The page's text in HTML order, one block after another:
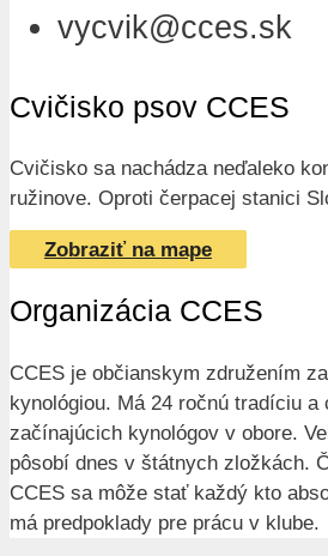
vycvik@cces.sk
Cvičisko psov CCES
Cvičisko sa nachádza neďaleko
ružinove. Oproti čerpacej stanici
Zobraziť na mape
Organizácia CCES
CCES je občianskym združením
kynológiou. Má 24 ročnú tradíciu a
začínajúcich kynológov v obore.
pôsobí dnes v štátnych zložkách.
CCES sa môže stať každý kto
má predpoklady pre prácu v klube.